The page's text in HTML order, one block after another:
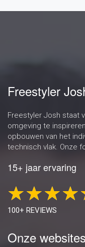
Freestyler
Freestyler Josh staat
omgeving te
opbouwen van het
technisch vlak. Onze
15+ jaar ervaring
100+ REVIEWS
Onze websites